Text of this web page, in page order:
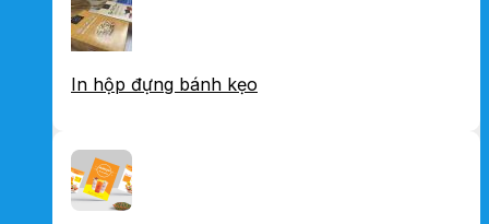
In hộp đựng bánh kẹo